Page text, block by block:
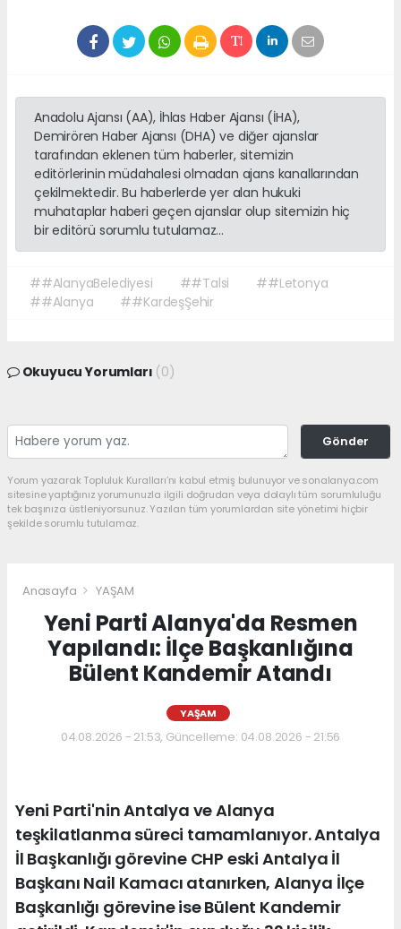
Anadolu Ajansı (AA), İhlas Haber Ajansı (İHA),
Demirören Haber Ajansı (DHA) ve diğer ajanslar
tarafından eklenen tüm haberler, sitemizin
editörlerinin müdahalesi olmadan ajans kanallarından
çekilmektedir. Bu haberlerde yer alan hukuki
muhataplar haberi geçen ajanslar olup sitemizin hiç
bir editörü sorumlu tutulamaz...
##AlanyaBelediyesi ##Talsi
##Letonya
##Alanya
##KardeşŞehir
Okuyucu Yorumları (0)
Gönder
Yorum yazarak Topluluk Kuralları’nı kabul etmiş bulunuyor ve sonalanya.com
sitesine yaptığınız yorumunuzla ilgili doğrudan veya dolaylı tüm sorumluluğu
tek başınıza üstleniyorsunuz. Yazılan tüm yorumlardan site yönetimi hiçbir
şekilde sorumlu tutulamaz.
Anasayfa YAŞAM
Yeni Parti Alanya'da Resmen
Yapılandı: İlçe Başkanlığına
Bülent Kandemir Atandı
YAŞAM
04.08.2026 - 21:53, Güncelleme: 04.08.2026 - 21:56
Yeni Parti'nin Antalya ve Alanya
teşkilatlanma süreci tamamlanıyor. Antalya
İl Başkanlığı görevine CHP eski Antalya İl
Başkanı Nail Kamacı atanırken, Alanya İlçe
Başkanlığı görevine ise Bülent Kandemir